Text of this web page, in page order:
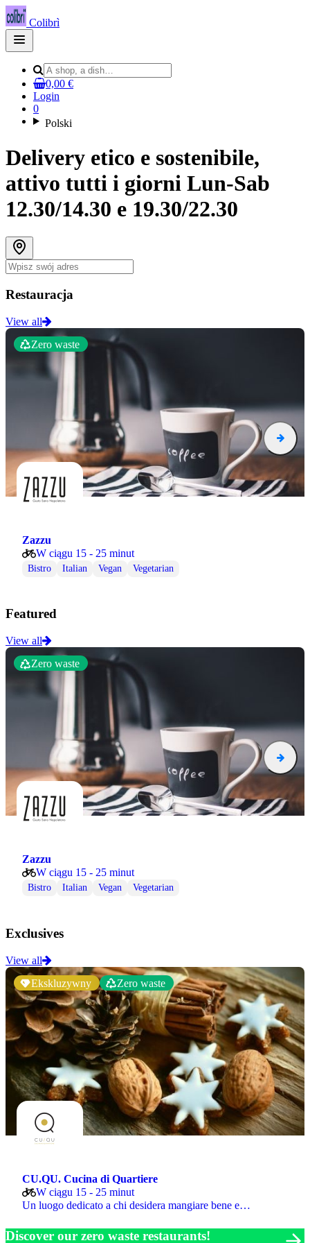
Colibrì
Open
main
0,00 €
Login
0
Polski
Delivery etico e sostenibile,
attivo tutti i giorni Lun-Sab
12.30/14.30 e 19.30/22.30
Restauracja
View all
Zero waste
Zazzu
W ciągu 15 - 25 minut
Bistro Italian Vegan Vegetarian
Featured
View all
Zero waste
Zazzu
W ciągu 15 - 25 minut
Bistro Italian Vegan Vegetarian
Exclusives
View all
Ekskluzywny
Zero waste
CU.QU. Cucina di Quartiere
W ciągu 15 - 25 minut
Un luogo dedicato a chi desidera mangiare bene e…
Discover our zero waste restaurants!